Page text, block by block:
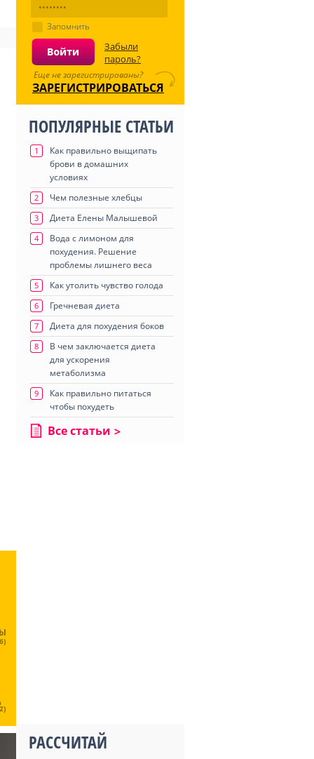
Запомнить
Забыли
пароль?
Еще не зарегистрированы?
ЗАРЕГИСТРИРОВАТЬСЯ
ПОПУЛЯРНЫЕ СТАТЬИ
1
Как правильно выщипать
брови в домашних
условиях
2 Чем полезные хлебцы
3 Диета Елены Малышевой
4
Вода с лимоном для
похудения. Решение
проблемы лишнего веса
5 Как утолить чувство голода
6 Гречневая диета
7 Диета для похудения боков
8
В чем заключается диета
для ускорения
метаболизма
9
Как правильно питаться
чтобы похудеть
Все статьи
РАССЧИТАЙ